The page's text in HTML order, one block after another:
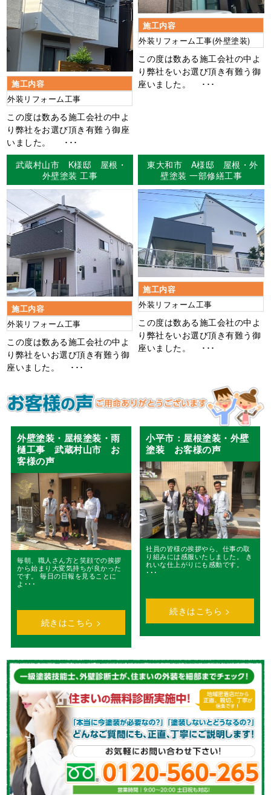
施工内容
外装リフォーム工事
この度は数ある施工会社の中よ
り弊社をお選び頂き有難う御座
いました。 ･･･
施工内容
外装リフォーム工事(外壁塗装)
この度は数ある施工会社の中よ
り弊社をいお選び頂き有難う御
座いました。 ･･･
武蔵村山市 K様邸 屋根・
外壁塗装 工事
施工内容
外装リフォーム工事
この度は数ある施工会社の中よ
り弊社をいお選び頂き有難う御
座いました。 ･･･
東大和市 A様邸 屋根・外
壁塗装 一部修繕工事
施工内容
外装リフォーム工事
この度は数ある施工会社の中よ
り弊社をいお選び頂き有難う御
座いました。 ･･･
外壁塗装・屋根塗装・雨
樋工事 武蔵村山市 お
客様の声
毎朝、職人さん方と笑顔での挨拶
から始まり大変気持ちが良かった
です。 毎日の日報を見ることに
よ･･･
続きはこちら >
小平市：屋根塗装・外壁
塗装 お客様の声
社員の皆様の挨拶やら、仕事の取
り組みには感服いたしました。 き
れいな仕上がりにも感動です。
･･･
続きはこちら >